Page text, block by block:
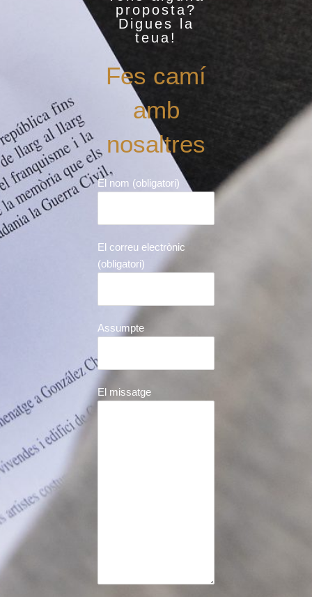
proposta?
Digues la
teua!
Fes camí
amb
nosaltres
El nom (obligatori)
El correu electrònic
(obligatori)
Assumpte
El missatge